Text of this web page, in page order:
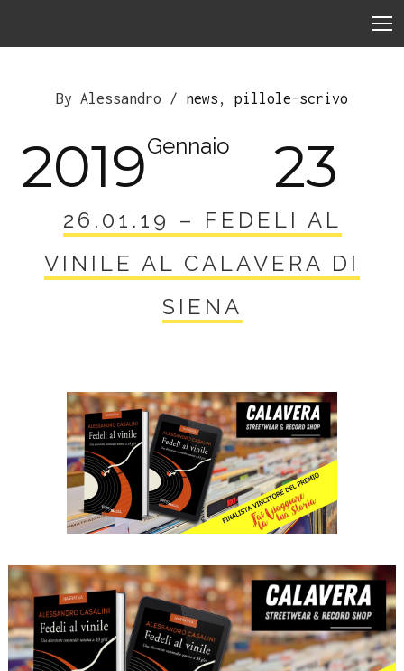
By Alessandro / news , pillole-scrivo
2019Gennaio 23
26.01.19 – FEDELI AL
VINILE AL CALAVERA DI
SIENA